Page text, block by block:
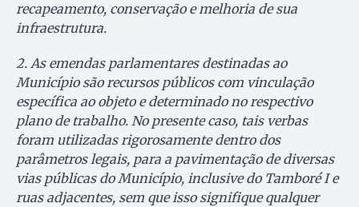
recapeamento, conservação e melhoria de sua
infraestrutura.
2. As emendas parlamentares destinadas ao
Município são recursos públicos com vinculação
específica ao objeto e determinado no respectivo
plano de trabalho. No presente caso, tais verbas
foram utilizadas rigorosamente dentro dos
parâmetros legais, para a pavimentação de diversas
vias públicas do Município, inclusive do Tamboré I e
ruas adjacentes, sem que isso signifique qualquer